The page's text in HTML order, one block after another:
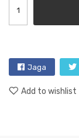
Jaga
Add to wishlist